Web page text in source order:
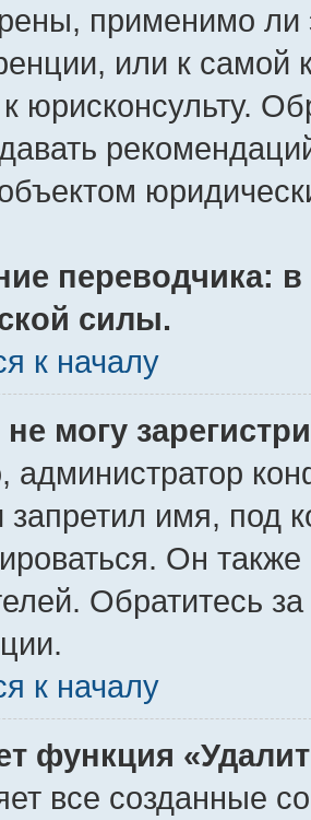
применимо ли
или к самой
юрисконсульту.
переводчика:
силы.
к началу
могу
администратор
запретил имя, под
Он
Обратитесь
к началу
функция
все созданные